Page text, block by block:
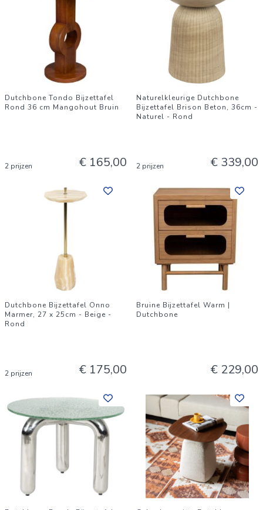
Dutchbone Tondo Bijzettafel
Rond 36 cm Mangohout Bruin
2 prijzen € 165,00
Naturelkleurige Dutchbone
Bijzettafel Brison Beton, 36cm -
Naturel - Rond
2 prijzen € 339,00
Dutchbone Bijzettafel Onno
Marmer, 27 x 25cm - Beige -
Rond
2 prijzen € 175,00
Bruine Bijzettafel Warm |
Dutchbone
€ 229,00